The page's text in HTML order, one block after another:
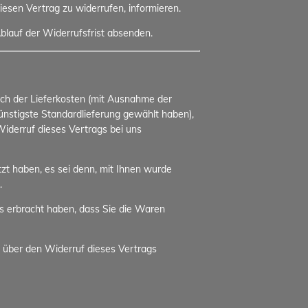
Vertrag zu widerrufen, informieren.
der Widerrufsfrist absenden.
der Lieferkosten (mit Ausnahme der
Standardlieferung gewählt haben),
dieses Vertrags bei uns
haben, es sei denn, mit Ihnen wurde
haben, dass Sie die Waren
über den Widerruf dieses Vertrags